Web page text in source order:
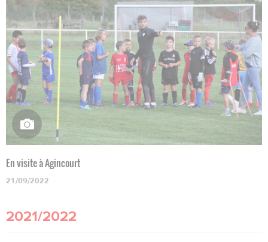
En visite à Agincourt
21/09/2022
2021/2022